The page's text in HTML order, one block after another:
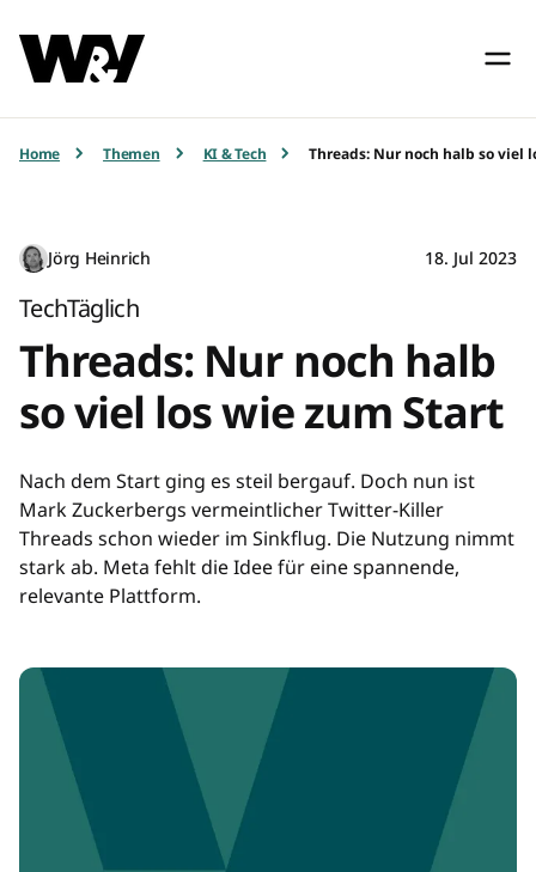
Home Themen KI & Tech Threads: Nur noch halb so viel
Jörg Heinrich 18. Jul 2023
TechTäglich
Threads: Nur noch halb
so viel los wie zum Start
Nach dem Start ging es steil bergauf. Doch nun ist
Mark Zuckerbergs vermeintlicher Twitter-Killer
Threads schon wieder im Sinkflug. Die Nutzung nimmt
stark ab. Meta fehlt die Idee für eine spannende,
relevante Plattform.